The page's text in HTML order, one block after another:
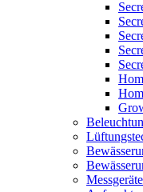
Messgeräte